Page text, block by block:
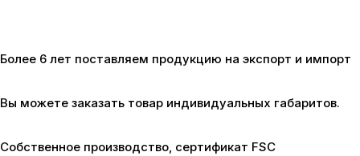
Более 6 лет поставляем продукцию на экспорт и импорт
Вы можете заказать товар индивидуальных габаритов.
Собственное производство, сертификат FSC